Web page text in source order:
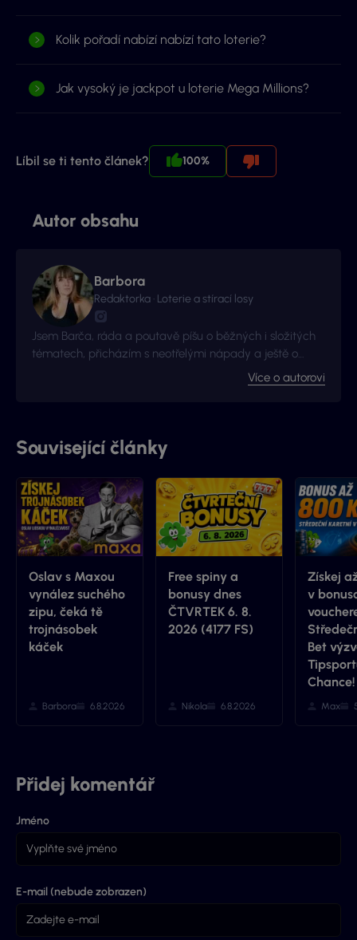
Kolik pořadí nabízí nabízí tato loterie?
Jak vysoký je jackpot u loterie Mega Millions?
Líbil se ti tento článek? 100%
Autor obsahu
Barbora
Redaktorka · Loterie a stírací losy
Jsem Barča, ráda a poutavě píšu o běžných i složitých
tématech, přicházím s neotřelými nápady a ještě o
kousek radši se zlepšuji a získávám nové zkušenosti. I to
je důvod proč jsme s Vyhraj.cz navázali kontakt -
Více o autorovi
Související články
Oslav s Maxou
vynález suchého
zipu, čeká tě
trojnásobek
káček
Barbora 6.8.2026
Free spiny a
bonusy dnes
ČTVRTEK 6. 8.
2026 (4177 FS)
Nikola 6.8.2026
Získej
v
Bet
Chance!
Max
Přidej komentář
Jméno
E-mail (nebude zobrazen)